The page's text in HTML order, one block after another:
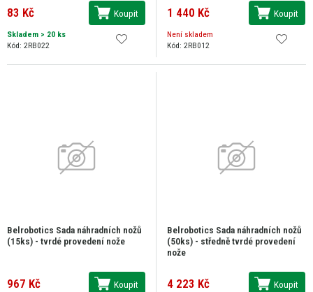
83 Kč Koupit
Skladem > 20 ks
Kód: 2RB022
1 440 Kč Koupit
Není skladem
Kód: 2RB012
Belrobotics Sada náhradních nožů
(15ks) - tvrdé provedení nože
967 Kč Koupit
Belrobotics Sada náhradních nožů
(50ks) - středně tvrdé provedení
nože
4 223 Kč Koupit